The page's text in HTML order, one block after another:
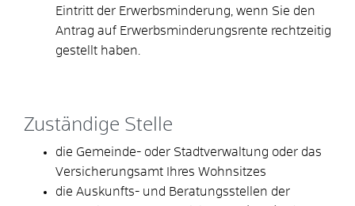
Eintritt der Erwerbsminderung, wenn Sie den
Antrag auf Erwerbsminderungsrente rechtzeitig
gestellt haben.
Zuständige Stelle
die Gemeinde- oder Stadtverwaltung oder das
Versicherungsamt Ihres Wohnsitzes
die Auskunfts- und Beratungsstellen der